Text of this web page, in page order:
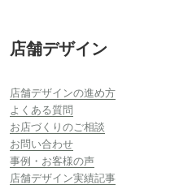
店舗デザイン
店舗デザインの進め方
よくある質問
お店づくりのご相談
お問い合わせ
事例・お客様の声
店舗デザイン実績記事